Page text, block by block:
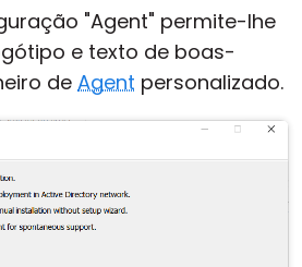
"Agent" permite-lhe
e texto de boas-
de Agent personalizado.